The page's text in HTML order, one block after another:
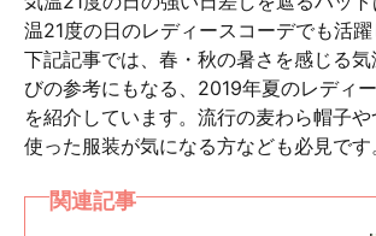
温21度の日のレディースコーデでも活躍
下記記事では、春・秋の暑さを感じる
びの参考にもなる、2019年夏のレディ
を紹介しています。流行の麦わら帽子
使った服装が気になる方なども必見です
関連記事